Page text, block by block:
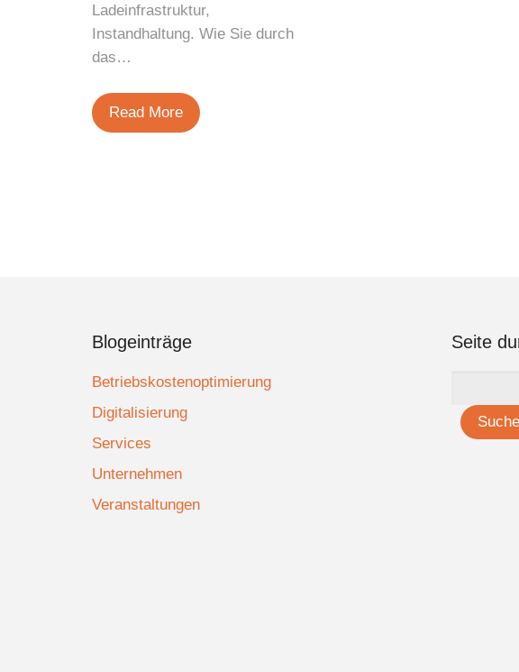
Ladeinfrastruktur,
Instandhaltung. Wie Sie durch
das…
Read More
Blogeinträge
Betriebskostenoptimierung
Digitalisierung
Services
Unternehmen
Veranstaltungen
Seite